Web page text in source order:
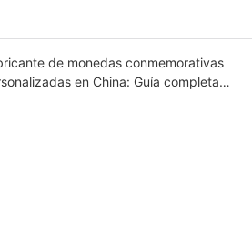
de monedas conmemorativas
en China: Guía completa